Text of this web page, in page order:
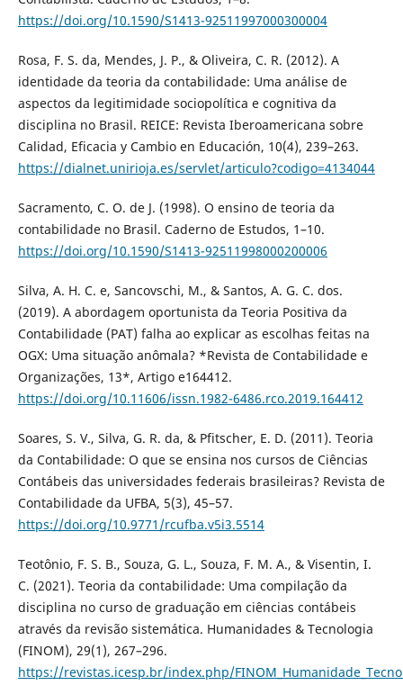
https://doi.org/10.1590/S1413-92511997000300004
Rosa, F. S. da, Mendes, J. P., & Oliveira, C. R. (2012). A
identidade da teoria da contabilidade: Uma análise de
aspectos da legitimidade sociopolítica e cognitiva da
disciplina no Brasil. REICE: Revista Iberoamericana sobre
Calidad, Eficacia y Cambio en Educación, 10(4), 239–263.
https://dialnet.unirioja.es/servlet/articulo?codigo=4134044
Sacramento, C. O. de J. (1998). O ensino de teoria da
contabilidade no Brasil. Caderno de Estudos, 1–10.
https://doi.org/10.1590/S1413-92511998000200006
Silva, A. H. C. e, Sancovschi, M., & Santos, A. G. C. dos.
(2019). A abordagem oportunista da Teoria Positiva da
Contabilidade (PAT) falha ao explicar as escolhas feitas na
OGX: Uma situação anômala? *Revista de Contabilidade e
Organizações, 13*, Artigo e164412.
https://doi.org/10.11606/issn.1982-6486.rco.2019.164412
Soares, S. V., Silva, G. R. da, & Pfitscher, E. D. (2011). Teoria
da Contabilidade: O que se ensina nos cursos de Ciências
Contábeis das universidades federais brasileiras? Revista de
Contabilidade da UFBA, 5(3), 45–57.
https://doi.org/10.9771/rcufba.v5i3.5514
Teotônio, F. S. B., Souza, G. L., Souza, F. M. A., & Visentin, I.
C. (2021). Teoria da contabilidade: Uma compilação da
disciplina no curso de graduação em ciências contábeis
através da revisão sistemática. Humanidades & Tecnologia
(FINOM), 29(1), 267–296.
https://revistas.icesp.br/index.php/